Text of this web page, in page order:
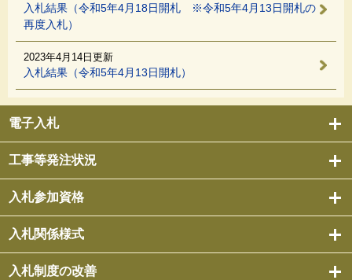
電子入札
工事等発注状況
入札参加資格
入札関係様式
入札制度の改善
入札結果（令和5年4月18日開札 ※令和5年4月13日開札の
再度入札）
入札結果（令和5年4月13日開札）
2023年4月14日更新